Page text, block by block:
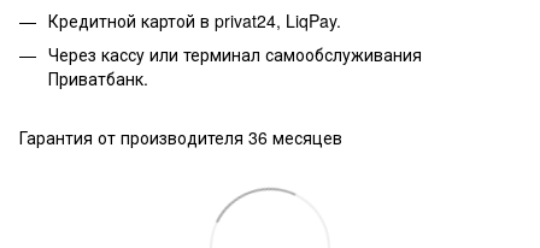
Кредитной картой в privat24, LiqPay.
Через кассу или терминал самообслуживания
Приватбанк.
Гарантия от производителя 36 месяцев